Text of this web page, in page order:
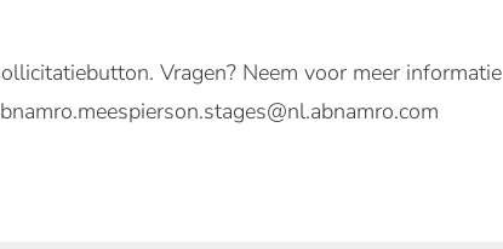
Vragen? Neem voor meer informatie